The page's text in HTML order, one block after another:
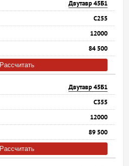
Двутавр 45Б1
С255
12000
84 500
Рассчитать
Двутавр 45Б1
С355
12000
89 500
Рассчитать